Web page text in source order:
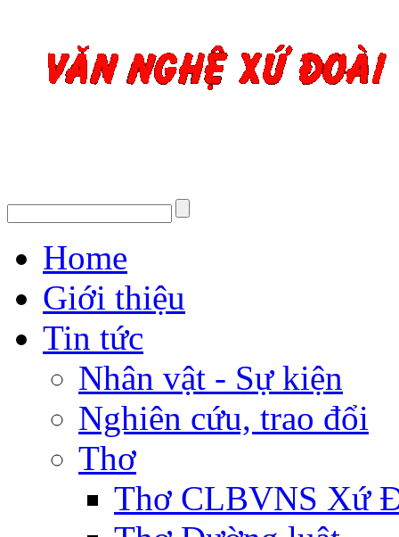
Home
Giới thiệu
Tin tức
Nhân vật - Sự kiện
Nghiên cứu, trao đổi
Thơ
Thơ CLBVNS Xứ